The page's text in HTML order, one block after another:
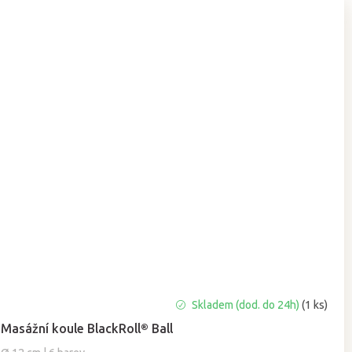
Masážní koule BlackRoll® Ball
hodnocení
produktu
Skladem (dod. do 24h)(1 ks)